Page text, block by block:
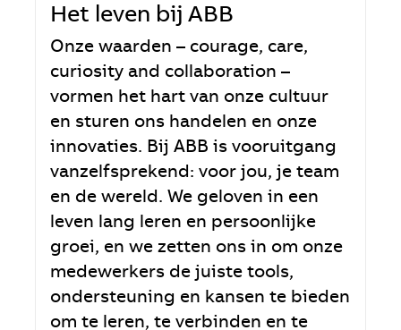
Het leven bij ABB
Onze waarden – courage, care,
curiosity and collaboration –
vormen het hart van onze cultuur
en sturen ons handelen en onze
innovaties. Bij ABB is vooruitgang
vanzelfsprekend: voor jou, je team
en de wereld. We geloven in een
leven lang leren en persoonlijke
groei, en we zetten ons in om onze
medewerkers de juiste tools,
ondersteuning en kansen te bieden
om te leren, te verbinden en te